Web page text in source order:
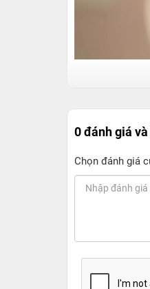
Tai nghe
Tai nghe
mô hình hoạt
sở hữu mọi
đeo thoải
0 đánh giá
Chọn đánh giá